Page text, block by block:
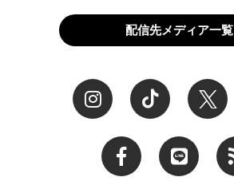
配信先メディア一覧